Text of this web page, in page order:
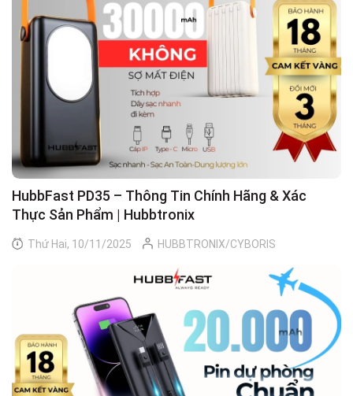
HubbFast PD35 – Thông Tin Chính Hãng & Xác
Thực Sản Phẩm | Hubbtronix
Thứ Hai, 10/11/2025 HUBBTRONIX/CYBORIS